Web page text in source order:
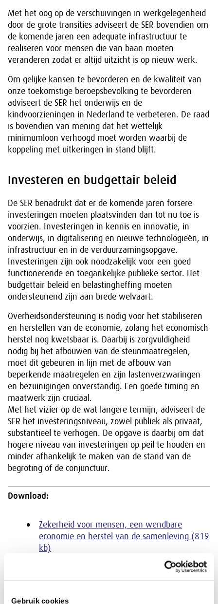
Gebruik cookies
Met het oog op de verschuivingen in werkgelegenheid
door de grote transities adviseert de SER bovendien om
de komende jaren een adequate infrastructuur te
realiseren voor mensen die van baan moeten
veranderen zodat er altijd uitzicht is op nieuw werk.
Om gelijke kansen te bevorderen en de kwaliteit van
onze toekomstige beroepsbevolking te bevorderen
adviseert de SER het onderwijs en de
kindvoorzieningen in Nederland te verbeteren. De raad
is bovendien van mening dat het wettelijk
minimumloon verhoogd moet worden waarbij de
koppeling met uitkeringen in stand blijft.
Investeren en budgettair beleid
De SER benadrukt dat er de komende jaren forsere
investeringen moeten plaatsvinden dan tot nu toe is
voorzien. Investeringen in kennis en innovatie, in
onderwijs, in digitalisering en nieuwe technologieën, in
infrastructuur en in de verduurzamingsopgave.
Investeringen zijn ook noodzakelijk voor een goed
functionerende en toegankelijke publieke sector. Het
budgettair beleid en belastingheffing moeten
ondersteunend zijn aan brede welvaart.
Overheidsondersteuning is nodig voor het stabiliseren
en herstellen van de economie, zolang het economisch
herstel nog kwetsbaar is. Daarbij is zorgvuldigheid
nodig bij het afbouwen van de steunmaatregelen,
moet dit gebeuren in lijn met de afbouw van
beperkende maatregelen en zijn lastenverzwaringen
en bezuinigingen onverstandig. Een goede timing en
maatwerk zijn cruciaal.
Met het vizier op de wat langere termijn, adviseert de
SER het investeringsniveau, zowel publiek als privaat,
substantieel te verhogen. De opgave is daarbij om dat
hogere niveau van investeringen op peil te houden en
minder afhankelijk te maken van de stand van de
begroting of de conjunctuur.
Download:
Zekerheid voor mensen, een wendbare
economie en herstel van de samenleving (819
kb)
Gerelateerde SER-adviezen